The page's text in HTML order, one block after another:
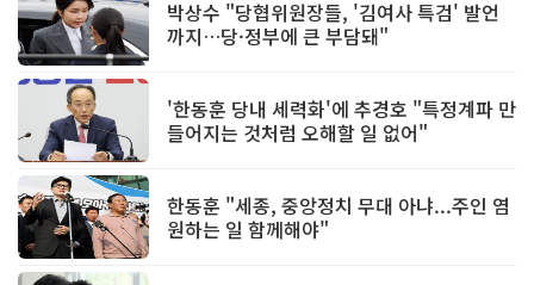
박상수 "당협위원장들, '김여사 특검' 발언
까지…당·정부에 큰 부담돼"
'한동훈 당내 세력화'에 추경호 "특정계파 만
들어지는 것처럼 오해할 일 없어"
한동훈 "세종, 중앙정치 무대 아냐...주인 염
원하는 일 함께해야"